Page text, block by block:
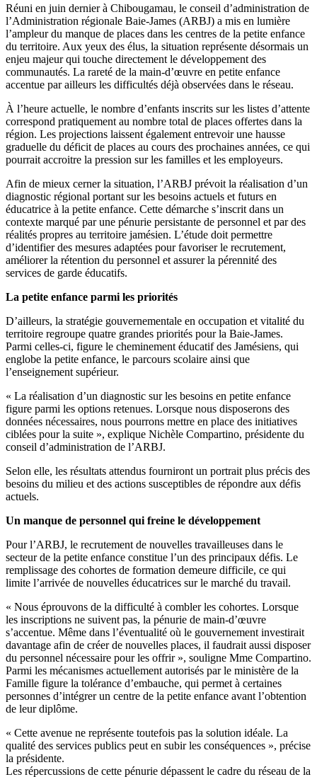
Réuni en juin dernier à Chibougamau, le conseil d’administration de
l’Administration régionale Baie-James (ARBJ) a mis en lumière
l’ampleur du manque de places dans les centres de la petite enfance
du territoire. Aux yeux des élus, la situation représente désormais un
enjeu majeur qui touche directement le développement des
communautés. La rareté de la main-d’œuvre en petite enfance
accentue par ailleurs les difficultés déjà observées dans le réseau.
À l’heure actuelle, le nombre d’enfants inscrits sur les listes d’attente
correspond pratiquement au nombre total de places offertes dans la
région. Les projections laissent également entrevoir une hausse
graduelle du déficit de places au cours des prochaines années, ce qui
pourrait accroitre la pression sur les familles et les employeurs.
Afin de mieux cerner la situation, l’ARBJ prévoit la réalisation d’un
diagnostic régional portant sur les besoins actuels et futurs en
éducatrice à la petite enfance. Cette démarche s’inscrit dans un
contexte marqué par une pénurie persistante de personnel et par des
réalités propres au territoire jamésien. L’étude doit permettre
d’identifier des mesures adaptées pour favoriser le recrutement,
améliorer la rétention du personnel et assurer la pérennité des
services de garde éducatifs.
La petite enfance parmi les priorités
D’ailleurs, la stratégie gouvernementale en occupation et vitalité du
territoire regroupe quatre grandes priorités pour la Baie-James.
Parmi celles-ci, figure le cheminement éducatif des Jamésiens, qui
englobe la petite enfance, le parcours scolaire ainsi que
l’enseignement supérieur.
« La réalisation d’un diagnostic sur les besoins en petite enfance
figure parmi les options retenues. Lorsque nous disposerons des
données nécessaires, nous pourrons mettre en place des initiatives
ciblées pour la suite », explique Nichèle Compartino, présidente du
conseil d’administration de l’ARBJ.
Selon elle, les résultats attendus fourniront un portrait plus précis des
besoins du milieu et des actions susceptibles de répondre aux défis
actuels.
Un manque de personnel qui freine le développement
Pour l’ARBJ, le recrutement de nouvelles travailleuses dans le
secteur de la petite enfance constitue l’un des principaux défis. Le
remplissage des cohortes de formation demeure difficile, ce qui
limite l’arrivée de nouvelles éducatrices sur le marché du travail.
« Nous éprouvons de la difficulté à combler les cohortes. Lorsque
les inscriptions ne suivent pas, la pénurie de main-d’œuvre
s’accentue. Même dans l’éventualité où le gouvernement investirait
davantage afin de créer de nouvelles places, il faudrait aussi disposer
du personnel nécessaire pour les offrir », souligne Mme Compartino.
Parmi les mécanismes actuellement autorisés par le ministère de la
Famille figure la tolérance d’embauche, qui permet à certaines
personnes d’intégrer un centre de la petite enfance avant l’obtention
de leur diplôme.
« Cette avenue ne représente toutefois pas la solution idéale. La
qualité des services publics peut en subir les conséquences », précise
la présidente.
Les répercussions de cette pénurie dépassent le cadre du réseau de la